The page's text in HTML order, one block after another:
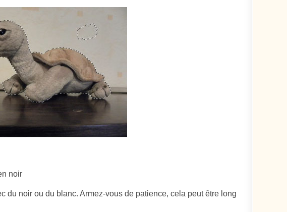
du noir ou du blanc. Armez-vous de patience, cela peut être long